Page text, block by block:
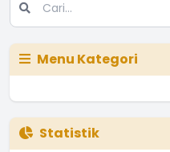
Menu Kategori
Statistik